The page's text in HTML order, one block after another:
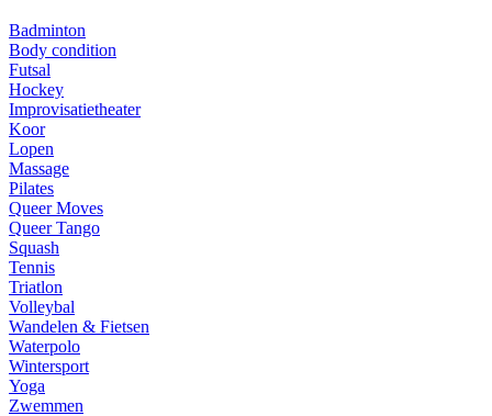
Badminton
Body condition
Futsal
Hockey
Improvisatietheater
Koor
Lopen
Massage
Pilates
Queer Moves
Queer Tango
Squash
Tennis
Triatlon
Volleybal
Wandelen & Fietsen
Waterpolo
Wintersport
Yoga
Zwemmen